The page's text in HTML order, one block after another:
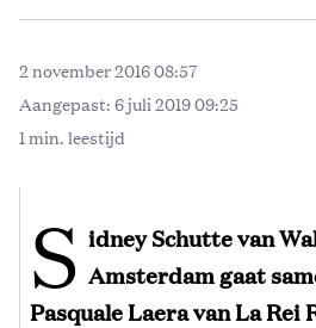
2 november 2016 08:57
Aangepast: 6 juli 2019 09:25
1 min. leestijd
S idney Schutte van
Amsterdam gaat
Pasquale Laera van La